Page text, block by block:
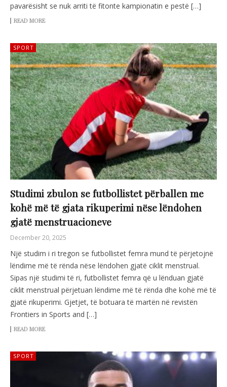
pavarësisht se nuk arriti të fitonte kampionatin e pestë […]
READ MORE
SPORT
Studimi zbulon se futbollistet përballen me
kohë më të gjata rikuperimi nëse lëndohen
gjatë menstruacioneve
December 20, 2025
Një studim i ri tregon se futbollistet femra mund të përjetojnë
lëndime më të rënda nëse lëndohen gjatë ciklit menstrual.
Sipas një studimi të ri, futbollistet femra që u lënduan gjatë
ciklit menstrual përjetuan lëndime më të rënda dhe kohë më të
gjatë rikuperimi. Gjetjet, të botuara të martën në revistën
Frontiers in Sports and […]
READ MORE
SPORT